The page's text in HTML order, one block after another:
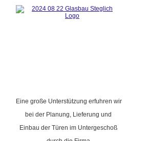
Eine große Unterstützung erfuhren wir
bei der Planung, Lieferung und
Einbau der Türen im Untergeschoß